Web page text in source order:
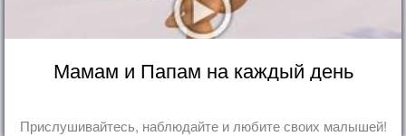
Мамам и Папам на каждый день
Прислушивайтесь, наблюдайте и любите своих малышей!